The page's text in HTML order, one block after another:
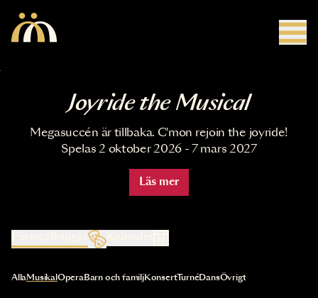
Joyride the Musical
Megasuccén är tillbaka. C'mon rejoin the joyride!
Spelas 2 oktober 2026 - 7 mars 2027
Läs mer
Kalender
Val av kategori uppdaterar innehållet automatiskt
AllaMusikal OperaBarn och familjKonsertTurnéDansÖvrigt